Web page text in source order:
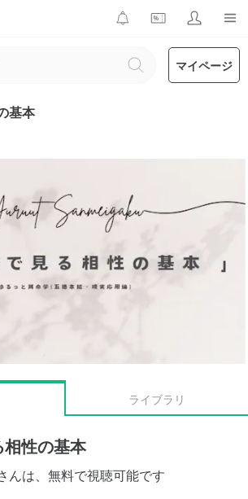
マイページ
基本
ライブラリ
相性の基本
んは、無料で視聴可能です